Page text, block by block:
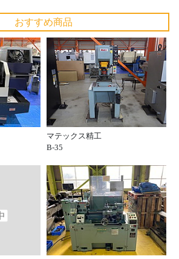
おすすめ商品
マテックス精工
B-35